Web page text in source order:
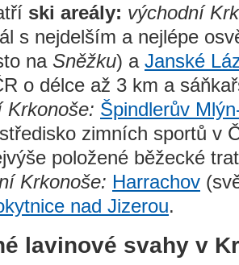
ski areály: východní
s nejdelším a nejlépe
na Sněžku) a Janské
o délce až 3 km a
Krkonoše: Špindlerův
zimních sportů v
položené běžecké
Krkonoše: Harrachov
nad Jizerou.
lavinové svahy v